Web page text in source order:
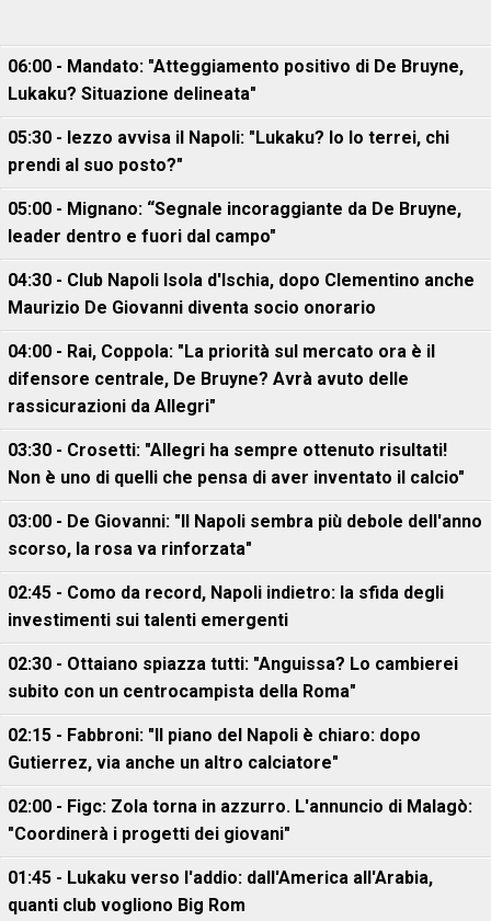
06:00 - Mandato: "Atteggiamento positivo di De Bruyne,
Lukaku? Situazione delineata"
05:30 - Iezzo avvisa il Napoli: "Lukaku? Io lo terrei, chi
prendi al suo posto?"
05:00 - Mignano: “Segnale incoraggiante da De Bruyne,
leader dentro e fuori dal campo"
04:30 - Club Napoli Isola d'Ischia, dopo Clementino anche
Maurizio De Giovanni diventa socio onorario
04:00 - Rai, Coppola: "La priorità sul mercato ora è il
difensore centrale, De Bruyne? Avrà avuto delle
rassicurazioni da Allegri"
03:30 - Crosetti: "Allegri ha sempre ottenuto risultati!
Non è uno di quelli che pensa di aver inventato il calcio"
03:00 - De Giovanni: "Il Napoli sembra più debole dell'anno
scorso, la rosa va rinforzata"
02:45 - Como da record, Napoli indietro: la sfida degli
investimenti sui talenti emergenti
02:30 - Ottaiano spiazza tutti: "Anguissa? Lo cambierei
subito con un centrocampista della Roma"
02:15 - Fabbroni: "Il piano del Napoli è chiaro: dopo
Gutierrez, via anche un altro calciatore"
02:00 - Figc: Zola torna in azzurro. L'annuncio di Malagò:
"Coordinerà i progetti dei giovani"
01:45 - Lukaku verso l'addio: dall'America all'Arabia,
quanti club vogliono Big Rom